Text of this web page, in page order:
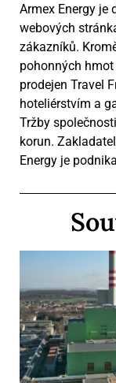
Armex Energy je
webových
zákazníků.
pohonných
prodejen Travel
hoteliérstvím a
Tržby
korun.
Energy je